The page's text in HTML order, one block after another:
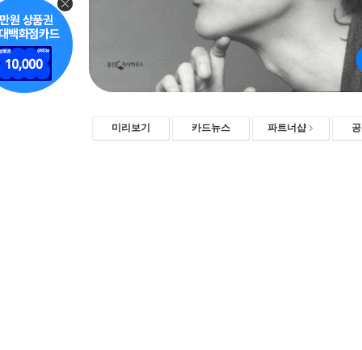
미리보기 카드뉴스 파트너샵